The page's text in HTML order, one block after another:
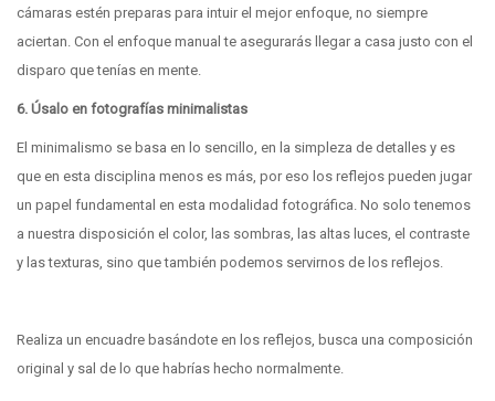
cámaras estén preparas para intuir el mejor enfoque, no siempre
aciertan. Con el enfoque manual te asegurarás llegar a casa justo con el
disparo que tenías en mente.
6. Úsalo en fotografías minimalistas
El minimalismo se basa en lo sencillo, en la simpleza de detalles y es
que en esta disciplina menos es más, por eso los reflejos pueden jugar
un papel fundamental en esta modalidad fotográfica. No solo tenemos
a nuestra disposición el color, las sombras, las altas luces, el contraste
y las texturas, sino que también podemos servirnos de los reflejos.
Realiza un encuadre basándote en los reflejos, busca una composición
original y sal de lo que habrías hecho normalmente.